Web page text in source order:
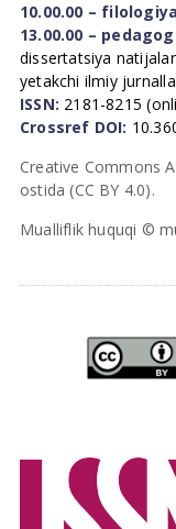
10.00.00 –
13.00.00 –
dissertatsiya
yetakchi ilmiy
ISSN: 2181-8215
Crossref DOI:
Creative Commons
ostida (CC BY 4.0).
Mualliflik huquqi ©